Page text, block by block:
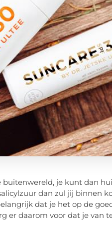
je kunt dan
dan zul jij binnen
dat je het op de
er daarom voor dat je van